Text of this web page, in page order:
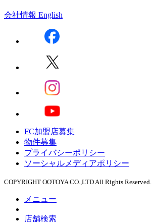
会社情報 English
FC加盟店募集
物件募集
プライバシーポリシー
ソーシャルメディアポリシー
COPYRIGHT OOTOYA CO.,LTD All Rights Reserved.
メニュー
店舗検索